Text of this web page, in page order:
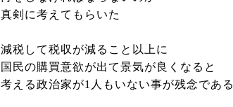
真剣に考えてもらいた
減税して税収が減ること以上に
国民の購買意欲が出て景気が良くなると
考える政治家が1人もいない事が残念である